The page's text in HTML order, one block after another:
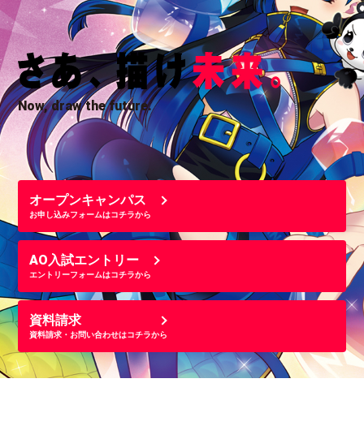
Now, draw the future.
オープンキャンパス
お申し込みフォームはコチラから
AO入試エントリー
エントリーフォームはコチラから
資料請求
資料請求・お問い合わせはコチラから